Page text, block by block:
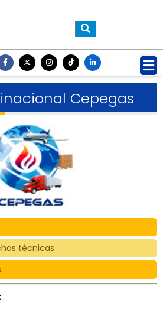
Cepegas
técnicas